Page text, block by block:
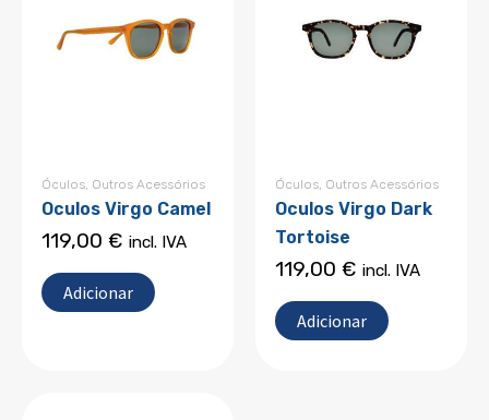
Óculos Outros Acessórios
Oculos Virgo Camel
119,00 € incl. IVA
Adicionar
Óculos Outros Acessórios
Oculos Virgo Dark
Tortoise
119,00 € incl. IVA
Adicionar